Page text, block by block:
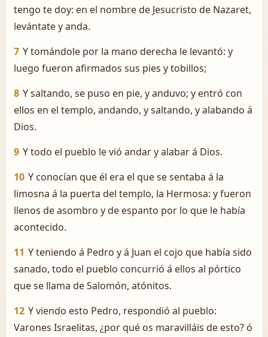
tengo te doy: en el nombre de Jesucristo de Nazaret,
levántate y anda.
7 Y tomándole por la mano derecha le levantó: y
luego fueron afirmados sus pies y tobillos;
8 Y saltando, se puso en pie, y anduvo; y entró con
ellos en el templo, andando, y saltando, y alabando á
Dios.
9 Y todo el pueblo le vió andar y alabar á Dios.
10 Y conocían que él era el que se sentaba á la
limosna á la puerta del templo, la Hermosa: y fueron
llenos de asombro y de espanto por lo que le había
acontecido.
11 Y teniendo á Pedro y á Juan el cojo que había sido
sanado, todo el pueblo concurrió á ellos al pórtico
que se llama de Salomón, atónitos.
12 Y viendo esto Pedro, respondió al pueblo:
Varones Israelitas, ¿por qué os maravilláis de esto? ó